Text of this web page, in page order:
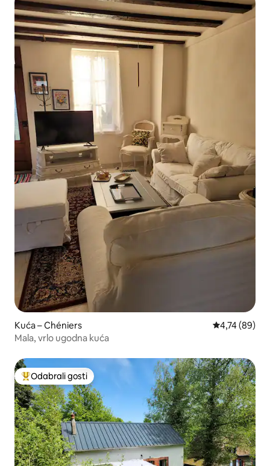
Kuća – Chéniers Prosječna
4,74 (89)
Mala, vrlo ugodna kuća
Među najviše rangiranima s oznakom „Odabrali gosti”
Odabrali gosti